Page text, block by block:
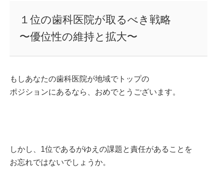
１位の歯科医院が取るべき戦略
〜優位性の維持と拡大〜
もしあなたの歯科医院が地域でトップの
ポジションにあるなら、おめでとうございます。
しかし、1位であるがゆえの課題と責任があることを
お忘れではないでしょうか。